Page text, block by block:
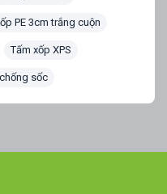
PE 3cm trắng cuộn
Tấm xốp XPS
sốc